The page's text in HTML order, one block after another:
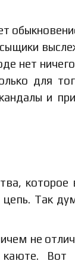
нет
для
и
которое
Так
не
Вот